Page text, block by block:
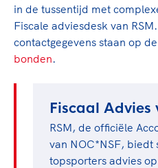
in de tussentijd met
Fiscale adviesdesk van
contactgegevens staan op de
bonden.
Fiscaal Advies
RSM, de officiële
van NOC*NSF, biedt
topsporters advies